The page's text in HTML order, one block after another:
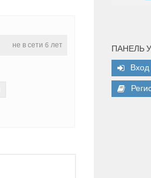
не в сети 6 лет
ПАНЕЛЬ
Вход